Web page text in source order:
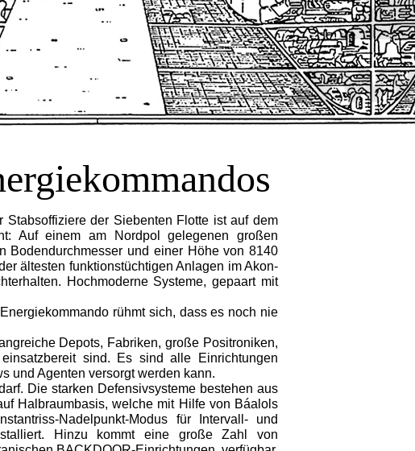
Stabsoffiziere der Siebenten Flotte ist auf dem
Auf einem am Nordpol gelegenen großen
Bodendurchmesser und einer Höhe von 8140
ältesten funktionstüchtigen Anlagen im Akon-
Hochmoderne Systeme, gepaart mit
rühmt sich, dass es noch nie
Depots, Fabriken, große Positroniken,
sind. Es sind alle Einrichtungen
und Agenten versorgt werden kann.
Die starken Defensivsysteme bestehen aus
Halbraumbasis, welche mit Hilfe von Báalols
Nadelpunkt-Modus für Intervall- und
Hinzu kommt eine große Zahl von